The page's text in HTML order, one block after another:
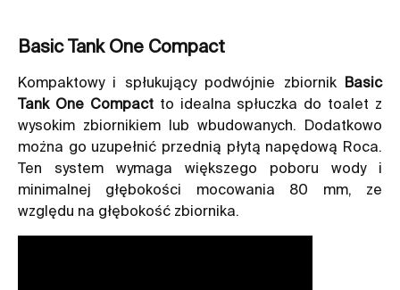
Basic Tank One Compact
Kompaktowy i spłukujący podwójnie zbiornik Basic
Tank One Compactto idealna spłuczka do toalet z
wysokim zbiornikiem lub wbudowanych. Dodatkowo
można go uzupełnić przednią płytą napędową Roca.
Ten system wymaga większego poboru wody i
minimalnej głębokości mocowania 80 mm, ze
względu na głębokość zbiornika.